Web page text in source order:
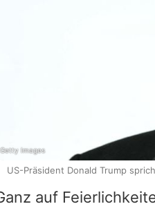
auf
Getty Images
US-Präsident Donald Trump